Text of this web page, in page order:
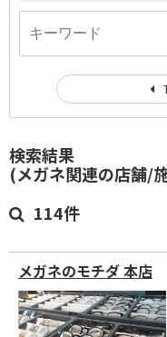
検索結果
(メガネ関連の店舗/施
114件
メガネのモチダ 本店